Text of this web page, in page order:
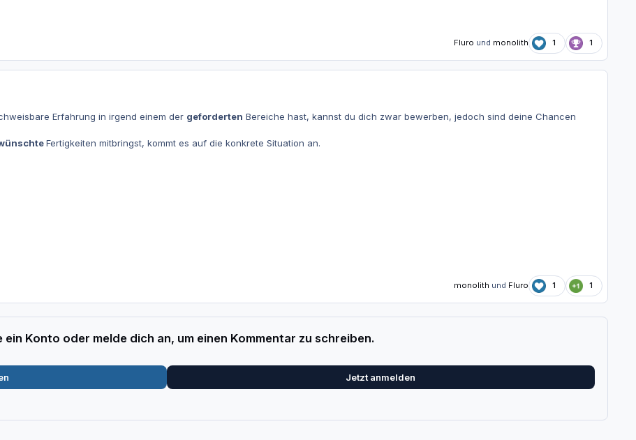
Fluro und monolith 1 1
Erfahrung in irgend einem der geforderten Bereiche hast, kannst du dich zwar bewerben, jedoch sind deine Chancen
Fertigkeiten mitbringst, kommt es auf die konkrete Situation an.
monolith und Fluro 1 1
ein Konto oder melde dich an, um einen Kommentar zu schreiben.
Jetzt anmelden